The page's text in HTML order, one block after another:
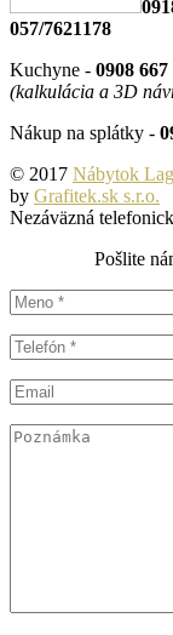
057/7621178
Kuchyne - 0908 667
(kalkulácia a 3D
Nákup na splátky -
© 2017 Nábytok
by Grafitek.sk s.r.o.
Nezáväzná
Pošlite